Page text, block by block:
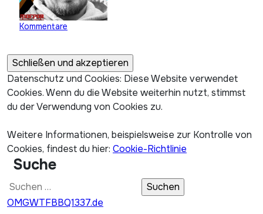
Kommentare
Datenschutz und Cookies: Diese Website verwendet
Cookies. Wenn du die Website weiterhin nutzt, stimmst
du der Verwendung von Cookies zu.
Weitere Informationen, beispielsweise zur Kontrolle von
Cookies, findest du hier: Cookie-Richtlinie
Suche
Suchen
nach:
OMGWTFBBQ1337.de